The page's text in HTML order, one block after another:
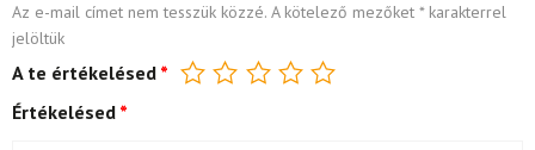
Az e-mail címet nem tesszük közzé. A kötelező mezőket *karakterrel
jelöltük
A te értékelésed *
Értékelésed *